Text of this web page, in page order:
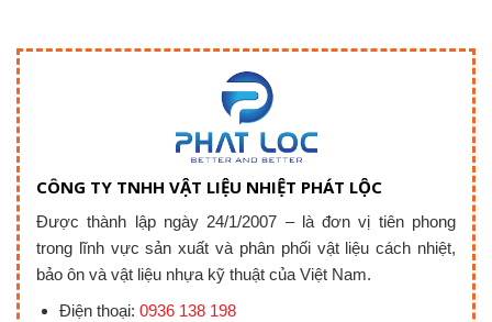
CÔNG TY TNHH VẬT LIỆU NHIỆT PHÁT LỘC
Được thành lập ngày 24/1/2007 – là đơn vị tiên phong
trong lĩnh vực sản xuất và phân phối vật liệu cách nhiệt,
bảo ôn và vật liệu nhựa kỹ thuật của Việt Nam.
Điện thoại: 0936 138 198